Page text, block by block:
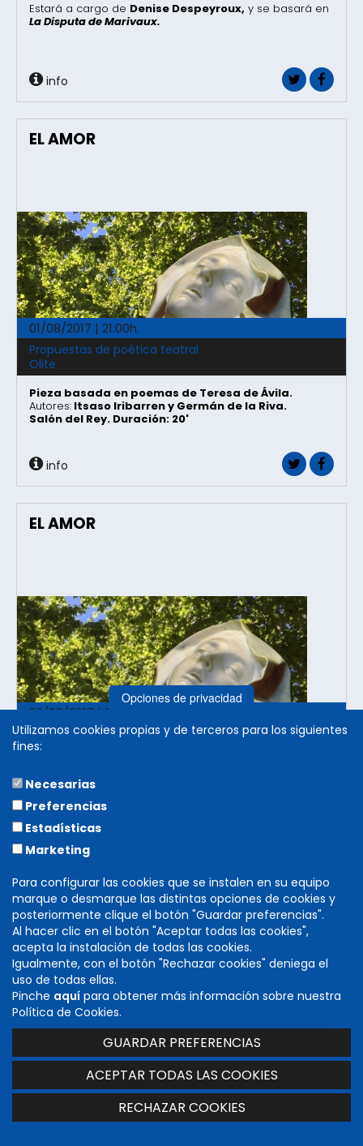
Estará a cargo de Denise Despeyroux, y se basará en
La Disputa de Marivaux.
info
EL AMOR
01/08/2017 | 21:00h.
Propuestas de poética teatral
Olite
Pieza basada en poemas de Teresa de Ávila.
Autores: Itsaso Iribarren y Germán de la Riva.
Salón del Rey. Duración: 20'
info
EL AMOR
02/08/2017 | 21:00h.
Propuestas de poética teatral
Olite
Pieza basada en poemas de Teresa de Ávila.
Autores:Itsaso Iribarren y Germán de la Riva.
Salón del Rey. Duración: 20'
info
JUANA, LA REINA QUE NO QUISO REINAR
02/08/2017 | 22:00h.
La Cava
Opciones de privacidad
Utilizamos cookies propias y de terceros para los siguientes
fines:
Necesarias
Preferencias
Estadísticas
Marketing
Para configurar las cookies que se instalen en su equipo
marque o desmarque las distintas opciones de cookies y
posteriormente clique el botón "Guardar preferencias".
Al hacer clic en el botón "Aceptar todas las cookies",
acepta la instalación de todas las cookies.
Igualmente, con el botón "Rechazar cookies" deniega el
uso de todas ellas.
Pinche aquí para obtener más información sobre nuestra
Política de Cookies.
GUARDAR PREFERENCIAS
ACEPTAR TODAS LAS COOKIES
RECHAZAR COOKIES